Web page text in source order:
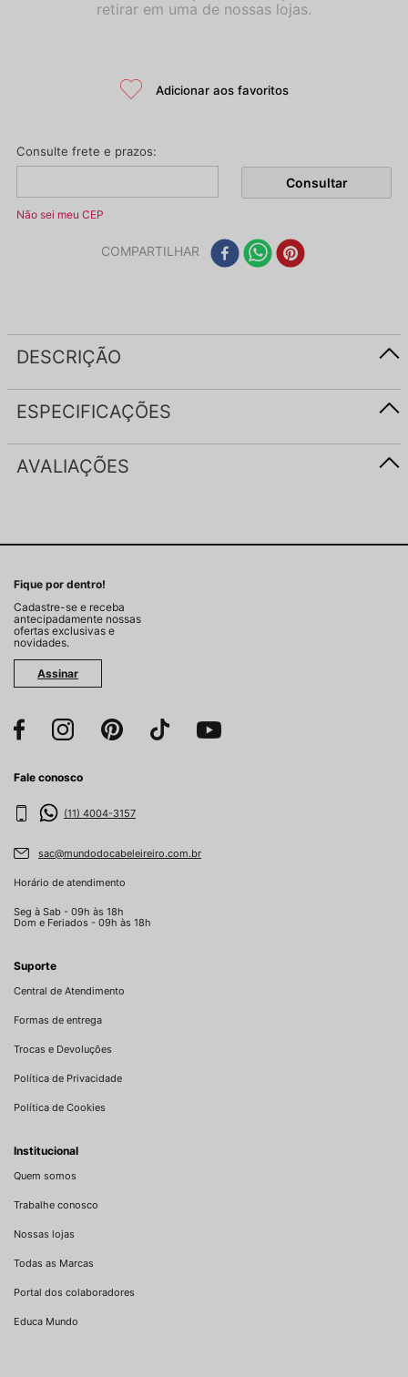
Não sei meu CEP
COMPARTILHAR
DESCRIÇÃO
ESPECIFICAÇÕES
AVALIAÇÕES
Fique por dentro!
Cadastre-se e receba
antecipadamente nossas
ofertas exclusivas e
novidades.
Assinar
Fale conosco
(11) 4004-3157
sac@mundodocabeleireiro.com.br
Horário de atendimento
Seg à Sab - 09h às 18h
Dom e Feriados - 09h às 18h
Suporte
Central de Atendimento
Formas de entrega
Trocas e Devoluções
Política de Privacidade
Política de Cookies
Institucional
Quem somos
Trabalhe conosco
Nossas lojas
Todas as Marcas
Portal dos colaboradores
Educa Mundo